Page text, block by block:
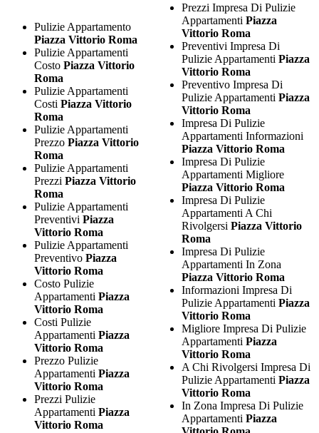
Pulizie Appartamento
Piazza Vittorio Roma
Pulizie Appartamenti
Costo Piazza Vittorio
Roma
Pulizie Appartamenti
Costi Piazza Vittorio
Roma
Pulizie Appartamenti
Prezzo Piazza Vittorio
Roma
Pulizie Appartamenti
Prezzi Piazza Vittorio
Roma
Pulizie Appartamenti
Preventivi Piazza
Vittorio Roma
Pulizie Appartamenti
Preventivo Piazza
Vittorio Roma
Costo Pulizie
Appartamenti Piazza
Vittorio Roma
Costi Pulizie
Appartamenti Piazza
Vittorio Roma
Prezzo Pulizie
Appartamenti Piazza
Vittorio Roma
Prezzi Pulizie
Appartamenti Piazza
Vittorio Roma
Prezzi Impresa Di Pulizie
AppartamentiPiazza
Vittorio Roma
Preventivi Impresa Di
Pulizie AppartamentiPiazza
Vittorio Roma
Preventivo Impresa Di
Pulizie AppartamentiPiazza
Vittorio Roma
Impresa Di Pulizie
Appartamenti Informazioni
Piazza Vittorio Roma
Impresa Di Pulizie
Appartamenti Migliore
Piazza Vittorio Roma
Impresa Di Pulizie
Appartamenti A Chi
RivolgersiPiazza Vittorio
Roma
Impresa Di Pulizie
Appartamenti In Zona
Piazza Vittorio Roma
Informazioni Impresa Di
Pulizie AppartamentiPiazza
Vittorio Roma
Migliore Impresa Di Pulizie
AppartamentiPiazza
Vittorio Roma
A Chi Rivolgersi Impresa Di
Pulizie AppartamentiPiazza
Vittorio Roma
In Zona Impresa Di Pulizie
AppartamentiPiazza